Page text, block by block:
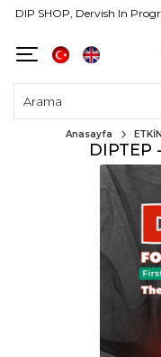
DIP SHOP, Dervish In
Anasayfa
DIPTEP